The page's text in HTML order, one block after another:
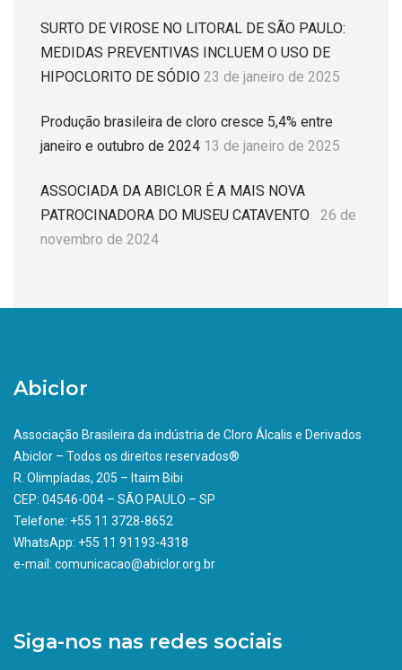
SURTO DE VIROSE NO LITORAL DE SÃO PAULO:
MEDIDAS PREVENTIVAS INCLUEM O USO DE
HIPOCLORITO DE SÓDIO 23 de janeiro de 2025
Produção brasileira de cloro cresce 5,4% entre
janeiro e outubro de 2024 13 de janeiro de 2025
ASSOCIADA DA ABICLOR É A MAIS NOVA
PATROCINADORA DO MUSEU CATAVENTO
26 de
novembro de 2024
Abiclor
Associação Brasileira da indústria de Cloro Álcalis e Derivados
Abiclor – Todos os direitos reservados®
R. Olimpíadas, 205 – Itaim Bibi
CEP: 04546-004 – SÃO PAULO – SP
Telefone: +55 11 3728-8652
WhatsApp: +55 11 91193-4318
e-mail: comunicacao@abiclor.org.br
Siga-nos nas redes sociais